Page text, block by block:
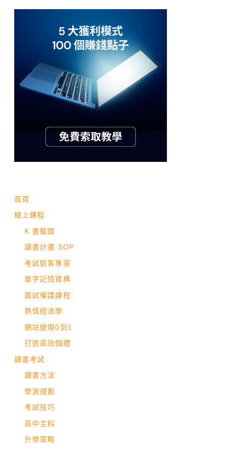
首頁
線上課程
K 書藍圖
讀書計畫 SOP
考試駭客專家
單字記憶寶典
面試權謀課程
熱情經濟學
網站變現0到1
打造高效個體
讀書考試
讀書方法
學測規劃
考試技巧
高中主科
升學策略